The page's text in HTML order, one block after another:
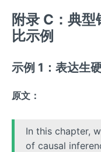
附录 C：典
比示例
示例 1：表达生
原文：
In this chapter,
of causal